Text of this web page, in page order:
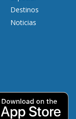
Destinos
Noticias